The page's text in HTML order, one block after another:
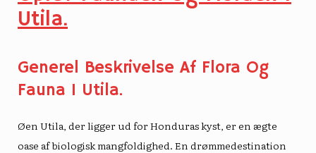
Utila.
Generel Beskrivelse Af Flora Og
Fauna I Utila.
Øen Utila, der ligger ud for Honduras kyst, er en ægte
oase af biologisk mangfoldighed. En drømmedestination